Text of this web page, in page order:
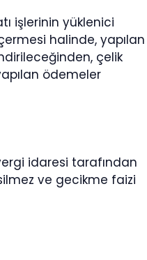
işlerinin yüklenici
halinde, yapılan
çelik
ödemeler
idaresi tarafından
ve gecikme faizi